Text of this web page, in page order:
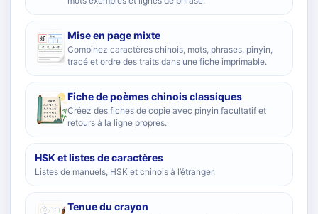
Mise en page mixte
Combinez caractères chinois, mots, phrases, pinyin,
tracé et ordre des traits dans une fiche imprimable.
Fiche de poèmes chinois classiques
Créez des fiches de copie avec pinyin facultatif et
retours à la ligne propres.
HSK et listes de caractères
Listes de manuels, HSK et chinois à l’étranger.
Tenue du crayon